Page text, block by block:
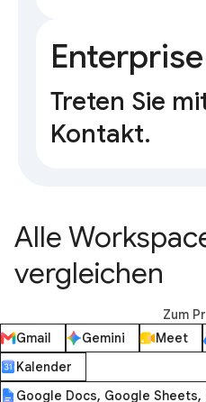
Enterprise
Treten Sie
Kontakt.
Alle
vergleichen
Zum
Gmail
Gemini Meet
Kalender
Google Docs, Google